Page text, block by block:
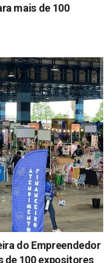
mais de 100
do Empreendedor
de 100 expositores